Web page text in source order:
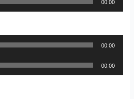
00:00
00:00
00:00